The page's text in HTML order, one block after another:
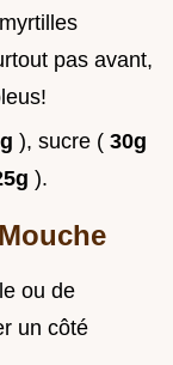
pas avant,
), sucre ( 30g
).
ou de
un côté